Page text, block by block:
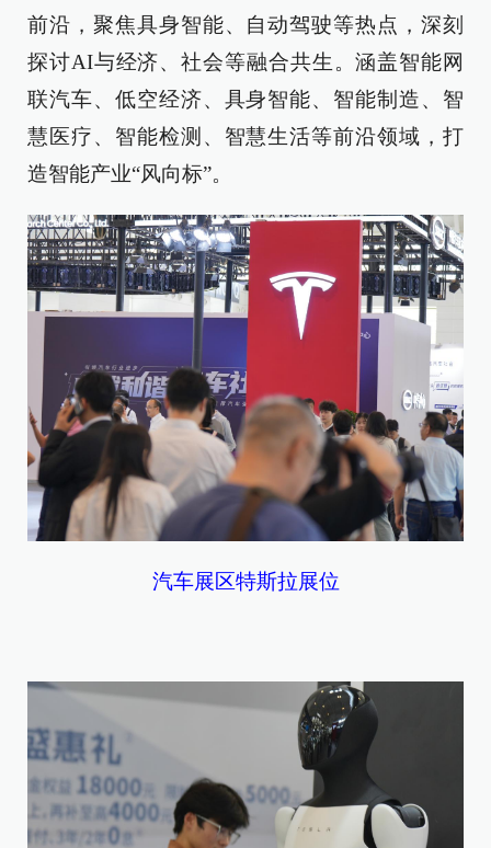
前沿，聚焦具身智能、自动驾驶等热点，深刻
探讨AI与经济、社会等融合共生。涵盖智能网
联汽车、低空经济、具身智能、智能制造、智
慧医疗、智能检测、智慧生活等前沿领域，打
造智能产业“风向标”。
汽车展区特斯拉展位